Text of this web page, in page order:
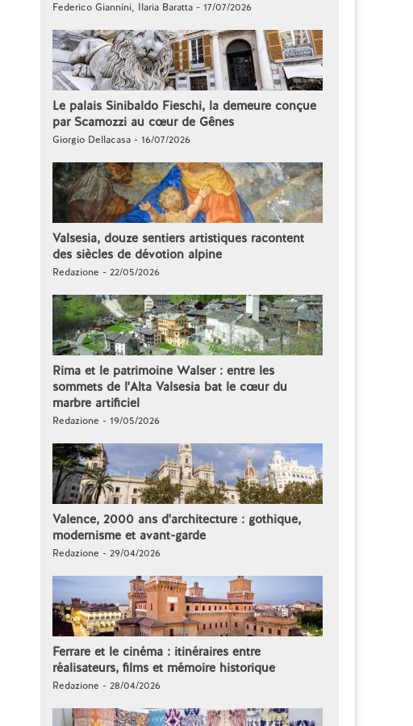
Federico Giannini, Ilaria Baratta - 17/07/2026
Le palais Sinibaldo Fieschi, la demeure conçue
par Scamozzi au cœur de Gênes
Giorgio Dellacasa - 16/07/2026
Valsesia, douze sentiers artistiques racontent
des siècles de dévotion alpine
Redazione - 22/05/2026
Rima et le patrimoine Walser : entre les
sommets de l'Alta Valsesia bat le cœur du
marbre artificiel
Redazione - 19/05/2026
Valence, 2000 ans d'architecture : gothique,
modernisme et avant-garde
Redazione - 29/04/2026
Ferrare et le cinéma : itinéraires entre
réalisateurs, films et mémoire historique
Redazione - 28/04/2026